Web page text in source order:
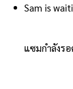
Sam is
แซมกำลังร